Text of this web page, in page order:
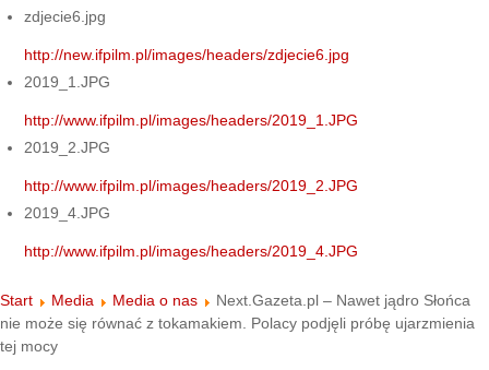
zdjecie6.jpg
http://new.ifpilm.pl/images/headers/zdjecie6.jpg
2019_1.JPG
http://www.ifpilm.pl/images/headers/2019_1.JPG
2019_2.JPG
http://www.ifpilm.pl/images/headers/2019_2.JPG
2019_4.JPG
http://www.ifpilm.pl/images/headers/2019_4.JPG
Start Media Media o nas
Next.Gazeta.pl – Nawet jądro Słońca
nie może się równać z tokamakiem. Polacy podjęli próbę ujarzmienia
tej mocy